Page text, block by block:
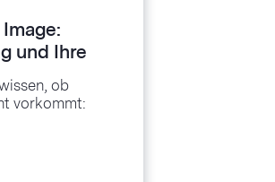
und Ihre
ob
vorkommt:
Sie und